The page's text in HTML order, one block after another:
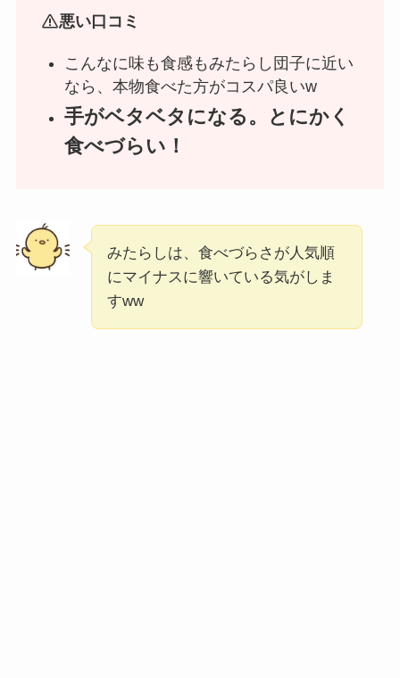
悪い口コミ
こんなに味も食感もみたらし団子に近い
なら、本物食べた方がコスパ良いw
手がベタベタになる。とにかく
食べづらい！
みたらしは、食べづらさが人気順
にマイナスに響いている気がしま
すww